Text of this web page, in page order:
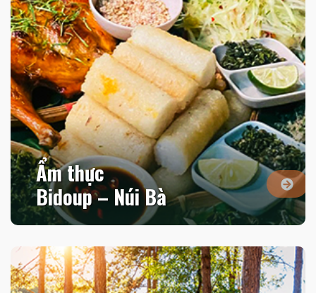
Ẩm thực
Bidoup – Núi Bà